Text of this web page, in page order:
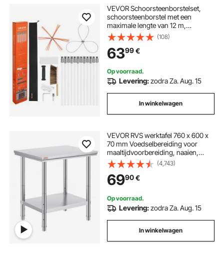
VEVOR Schoorsteenborstelset,
schoorsteenborstel met een
maximale lengte van 12 m,
kachelpijpborstel met twee
borstelkoppen, schoorsteenveger,
schoorsteenreinigingsgereedschap
voor vierkante en rechthoekige
schoorstenen
(108)
6399€
Op voorraad.
Levering:zodra Za. Aug. 15
In winkelwagen
VEVOR RVS werktafel 760 x 600 x
70 mm Voedselbereiding voor
maaltijdvoorbereiding, naaien,
wassen, knutselen, garagegebruik,
enz.
(4,743)
6990€
Op voorraad.
Levering:zodra Za. Aug. 15
In winkelwagen